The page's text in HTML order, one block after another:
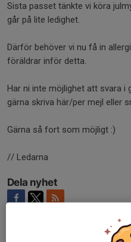
Sista passet tänkte vi köra
går på lite ledighet.
Därför behöver vi nu få in
föräldrar inför detta.
Har ni inte möjlighet att svara i
gärna skriva här/per mejl eller
Gärna så fort som möjligt :)
// Ledarna
Dela nyhet